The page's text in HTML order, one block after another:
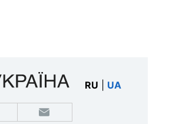
RU UA